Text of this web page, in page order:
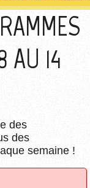
AU 14
des
des
semaine !